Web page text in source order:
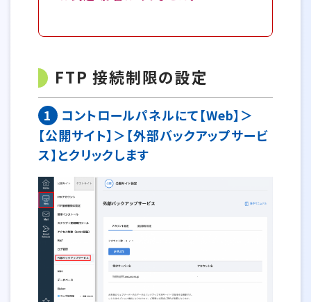
FTP 接続制限の設定
1
コントロールパネルにて【Web】＞
【公開サイト】＞【外部バックアップサービ
ス】とクリックします